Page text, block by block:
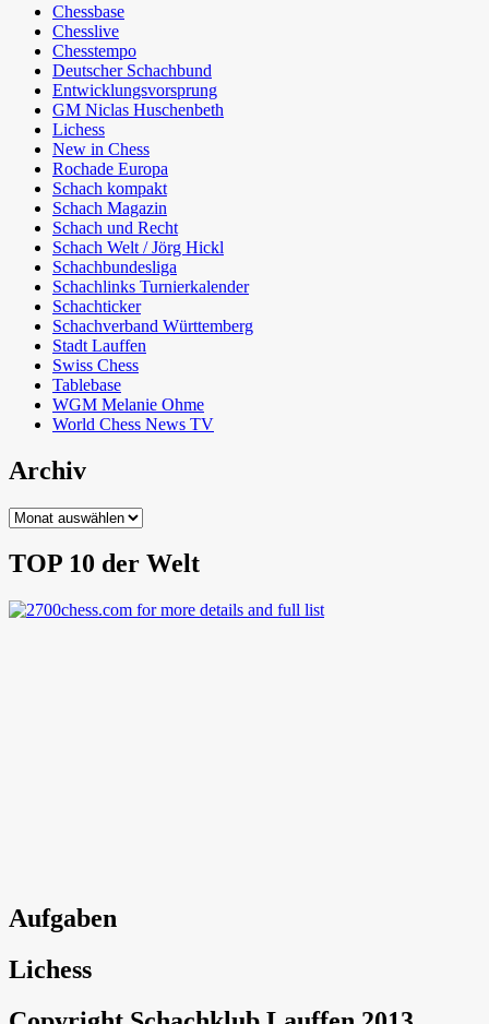
Chessbase
Chesslive
Chesstempo
Deutscher Schachbund
Entwicklungsvorsprung
GM Niclas Huschenbeth
Lichess
New in Chess
Rochade Europa
Schach kompakt
Schach Magazin
Schach und Recht
Schach Welt / Jörg Hickl
Schachbundesliga
Schachlinks Turnierkalender
Schachticker
Schachverband Württemberg
Stadt Lauffen
Swiss Chess
Tablebase
WGM Melanie Ohme
World Chess News TV
Archiv
Archiv
TOP 10 der Welt
Aufgaben
Lichess